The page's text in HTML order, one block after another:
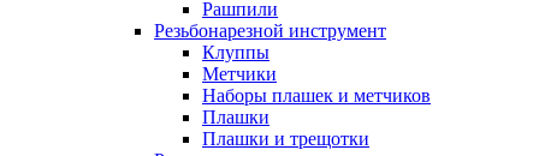
Рашпили
Резьбонарезной инструмент
Клуппы
Метчики
Наборы плашек и метчиков
Плашки
Плашки и трещотки